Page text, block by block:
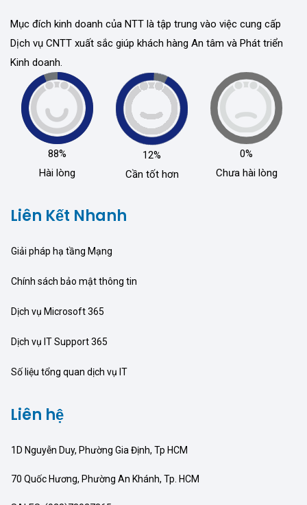
Mục đích kinh doanh của NTT là tập trung vào việc cung cấp
Dịch vụ CNTT xuất sắc giúp khách hàng An tâm và Phát triển
Kinh doanh.
88%
Hài lòng
12%
Cần tốt hơn
0%
Chưa hài lòng
Liên Kết Nhanh
Giải pháp hạ tầng Mạng
Chính sách bảo mật thông tin
Dịch vụ Microsoft 365
Dịch vụ IT Support 365
Số liệu tổng quan dịch vụ IT
Liên hệ
1D Nguyễn Duy, Phường Gia Định, Tp HCM
70 Quốc Hương, Phường An Khánh, Tp. HCM